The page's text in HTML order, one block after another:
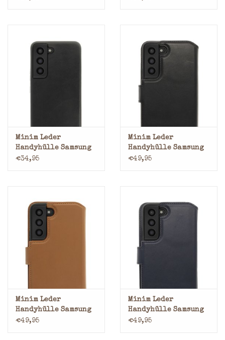
Minim Leder
Handyhülle Samsung
S22 Back Cover
€34,95
Minim Leder
Handyhülle Samsung
S22 2 in 1 Wallet Case
€49,95
Minim Leder
Handyhülle Samsung
S22 2 in 1 Wallet Case
€49,95
Minim Leder
Handyhülle Samsung
S22 2 in 1 Wallet Case
€49,95